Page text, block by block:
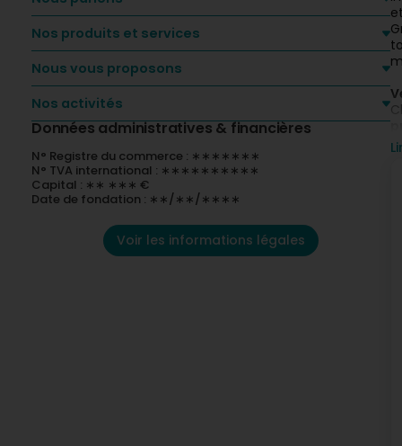
Nos produits et services
Nous vous proposons
Nos activités
Données administratives & financières
N° Registre du commerce : ∗∗∗∗∗∗∗
N° TVA international : ∗∗∗∗∗∗∗∗∗∗
Capital : ∗∗ ∗∗∗ €
Date de fondation : ∗∗/∗∗/∗∗∗∗
Voir les informations légales